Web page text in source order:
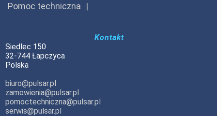
Pomoc techniczna
Kontakt
Siedlec 150
32-744 Łapczyca
Polska
biuro@pulsar.pl
zamowienia@pulsar.pl
pomoctechniczna@pulsar.pl
serwis@pulsar.pl